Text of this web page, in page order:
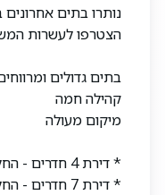
נותרו בתים אחרונים
הצטרפו לעשרות
בתים גדולים
קהילה חמה
מיקום מעולה
* דירת 4 חדרים - החל מ-1,550,000 ש"ח
* דירת 7 חדרים - החל מ-1,750,000 ש"ח